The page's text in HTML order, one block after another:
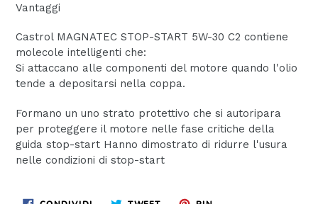
Vantaggi
Castrol MAGNATEC STOP-START 5W-30 C2 contiene
molecole intelligenti che:
Si attaccano alle componenti del motore quando l'olio
tende a depositarsi nella coppa.
Formano un uno strato protettivo che si autoripara
per proteggere il motore nelle fase critiche della
guida stop-start Hanno dimostrato di ridurre l'usura
nelle condizioni di stop-start
CONDIVIDI TWITTA